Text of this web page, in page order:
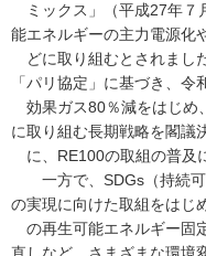
ミックス」（平成27年７
能エネルギーの主力電源化
どに取り組むとされまし
「パリ協定」に基づき、令
効果ガス80％減をはじめ
に取り組む長期戦略を閣議
に、RE100の取組の普及
一方で、SDGs（持続可
の実現に向けた取組をはじ
の再生可能エネルギー固